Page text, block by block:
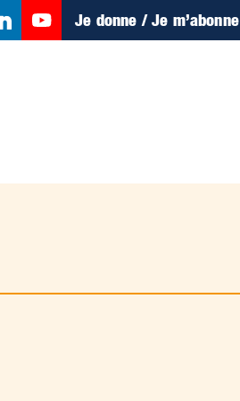
Je donne / Je m’abonne